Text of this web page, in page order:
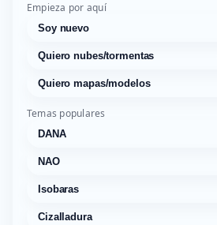
Empieza por aquí
Soy nuevo
Quiero nubes/tormentas
Quiero mapas/modelos
Temas populares
DANA
NAO
Isobaras
Cizalladura